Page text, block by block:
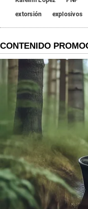
extorsión
explosivos